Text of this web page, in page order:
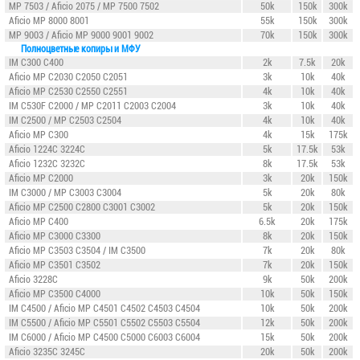
MP 7503 / Aficio 2075 / MP 7500 7502 50k 150k
300k
Aficio MP 8000 8001
55k 150k
300k
MP 9003 / Aficio MP 9000 9001 9002 70k 150k
300k
Полноцветные копиры и МФУ
IM C300 C400 2k 7.5k
20k
Aficio MP C2030 C2050 C2051
3k 10k
40k
Aficio MP C2530 C2550 C2551
4k 10k
40k
IM C530F C2000 / MP C2011 C2003 C2004 3k 10k
40k
IM C2500 / MP C2503 C2504 4k 10k
40k
Aficio MP C300
4k 15k
175k
Aficio 1224C 3224C
5k 17.5k
53k
Aficio 1232C 3232C
8k 17.5k
53k
Aficio MP C2000
3k 20k
150k
IM C3000 / MP C3003 C3004 5k 20k
80k
Aficio MP C2500 C2800 C3001 C3002
5k 20k
150k
Aficio MP C400
6.5k 20k
175k
Aficio MP C3000 C3300
8k 20k
150k
Aficio MP C3503 C3504 / IM C3500
7k 20k
80k
Aficio MP C3501 C3502
7k 20k
150k
Aficio 3228C
9k 50k
200k
Aficio MP C3500 C4000
10k 50k
150k
IM C4500 / Aficio MP C4501 C4502 C4503 C4504 10k 50k
200k
IM C5500 / Aficio MP C5501 C5502 C5503 C5504 12k 50k
200k
IM C6000 / Aficio MP C4500 C5000 C6003 C6004 15k 50k
200k
Aficio 3235C 3245C
20k 50k
200k